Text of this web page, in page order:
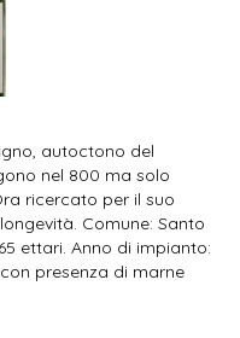
autoctono del
nel 800 ma solo
ricercato per il suo
Comune: Santo
ettari. Anno di impianto:
presenza di marne